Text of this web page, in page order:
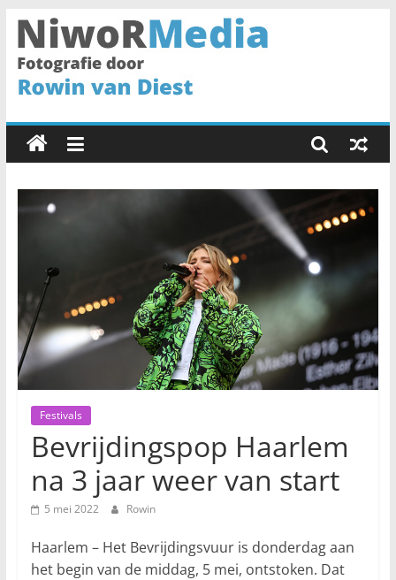
Spring
naar
inhoud
NiwoRMedia
Fotografie
door
Rowin
Diest
Fotograaf
Festivals
Bevrijdingspop Haarlem
na 3 jaar weer van start
5 mei 2022 Rowin
Haarlem – Het Bevrijdingsvuur is donderdag aan
het begin van de middag, 5 mei, ontstoken. Dat